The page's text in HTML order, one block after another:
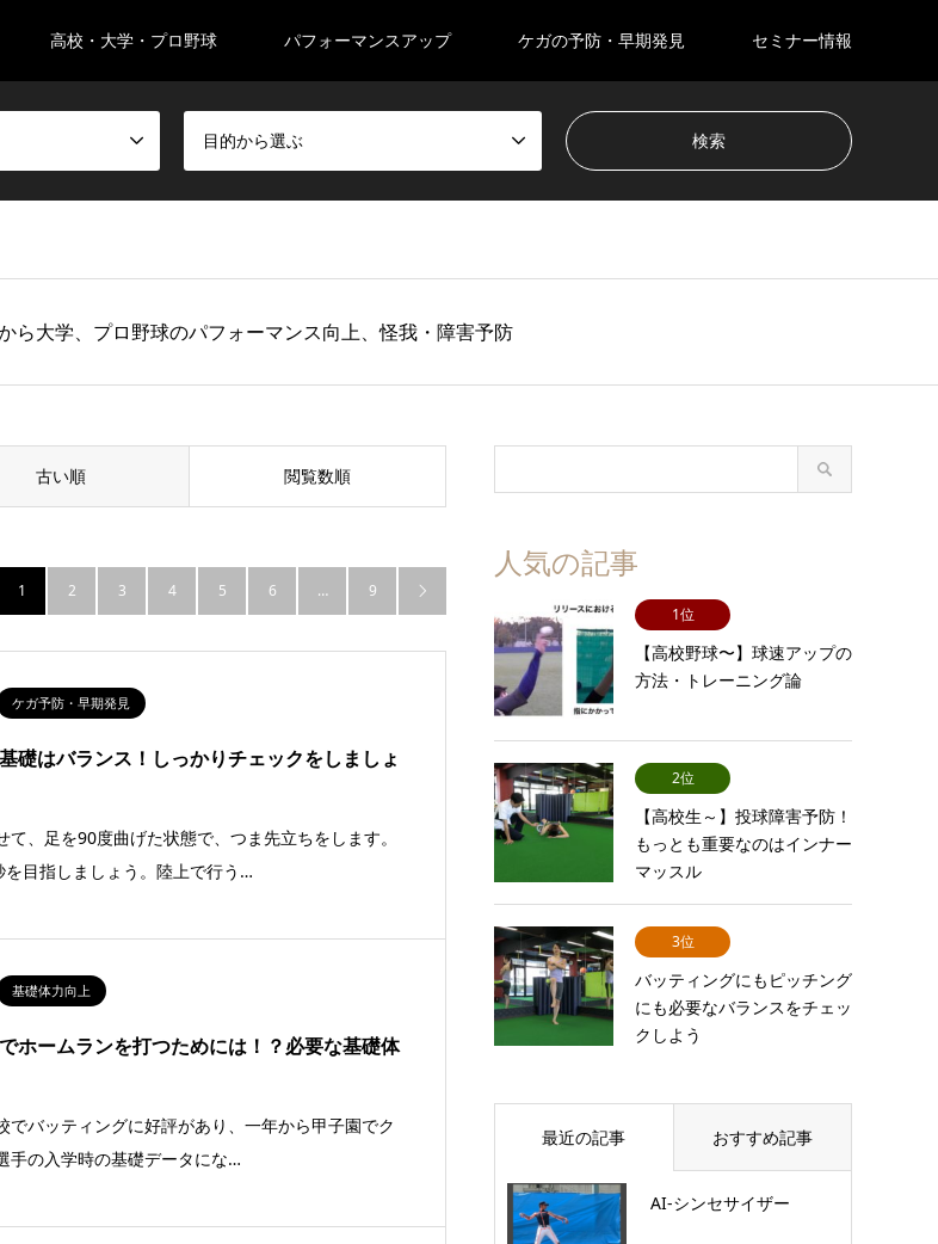
高校・大学・プロ野球 パフォーマンスアップ ケガの予防・早期発見 セミナー情報
目的から選ぶ
ら大学、プロ野球のパフォーマンス向上、怪我・障害予防
古い順 閲覧数順
1 2 3 4 5 6 … 9 
ケガ予防・早期発見
礎はバランス！しっかりチェックをしましょ
、足を90度曲げた状態で、つま先立ちをします。
目指しましょう。陸上で行う…
基礎体力向上
ホームランを打つためには！？必要な基礎体
でバッティングに好評があり、一年から甲子園でク
手の入学時の基礎データにな…
人気の記事
1位
【高校野球〜】球速アップの
方法・トレーニング論
2位
【高校生～】投球障害予防！
もっとも重要なのはインナー
マッスル
3位
バッティングにもピッチング
にも必要なバランスをチェッ
クしよう
最近の記事 おすすめ記事
AI-シンセサイザー